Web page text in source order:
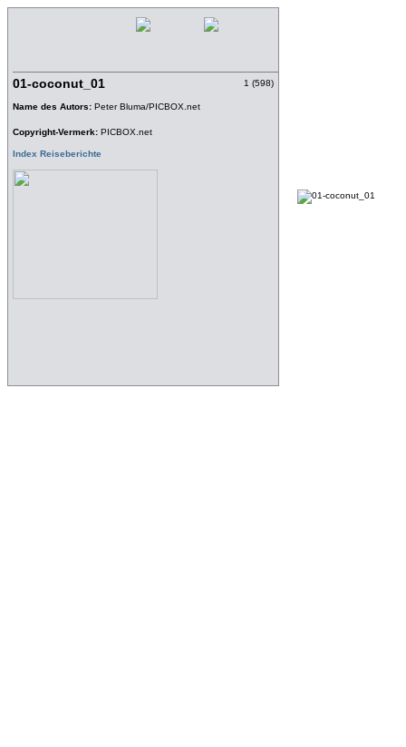
01-coconut_01
Name des Autors: Peter Bluma/PICBOX.net
Copyright-Vermerk: PICBOX.net
Index Reiseberichte
1 (598)